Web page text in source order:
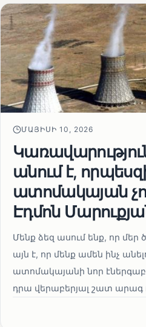
ՄԱՅԻՍԻ 10, 2026
անում է,
ատոմակայան
Էդմոն
Մենք ձեզ ասում ենք, որ մեր
այն է, որ մենք ամեն ինչ
ատոմակայանի նոր
դրա վերաբերյալ շատ արագ